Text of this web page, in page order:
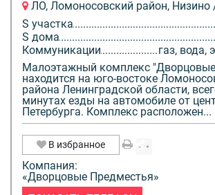
ЛО, Ломоносовский район, Низино
S участка
S дома
Коммуникации
газ, вода,
Малоэтажный комплекс
находится на юго-востоке
района Ленинградской области,
минутах езды на автомобиле от
Петербурга. Комплекс расположен...
В избранное
Компания:
«Дворцовые Предместья»